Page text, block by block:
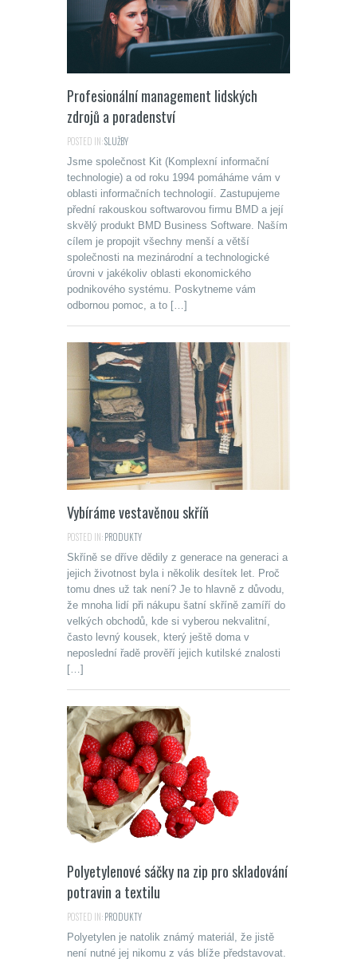
Profesionální management lidských
zdrojů a poradenství
POSTED IN:SLUŽBY
Jsme společnost Kit (Komplexní informační
technologie) a od roku 1994 pomáháme vám v
oblasti informačních technologií. Zastupujeme
přední rakouskou softwarovou firmu BMD a její
skvělý produkt BMD Business Software. Naším
cílem je propojit všechny menší a větší
společnosti na mezinárodní a technologické
úrovni v jakékoliv oblasti ekonomického
podnikového systému. Poskytneme vám
odbornou pomoc, a to […]
Vybíráme vestavěnou skříň
POSTED IN:PRODUKTY
Skříně se dříve dědily z generace na generaci a
jejich životnost byla i několik desítek let. Proč
tomu dnes už tak není? Je to hlavně z důvodu,
že mnoha lidí při nákupu šatní skříně zamíří do
velkých obchodů, kde si vyberou nekvalitní,
často levný kousek, který ještě doma v
neposlední řadě prověří jejich kutilské znalosti
[…]
Polyetylenové sáčky na zip pro skladování
potravin a textilu
POSTED IN:PRODUKTY
Polyetylen je natolik známý materiál, že jistě
není nutné jej nikomu z vás blíže představovat.